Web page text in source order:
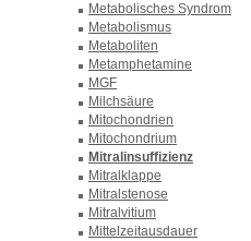
Metabolisches Syndrom
Metabolismus
Metaboliten
Metamphetamine
MGF
Milchsäure
Mitochondrien
Mitochondrium
Mitralinsuffizienz
Mitralklappe
Mitralstenose
Mitralvitium
Mittelzeitausdauer